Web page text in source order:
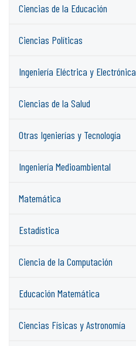
Ciencias de la Educación
Ciencias Políticas
Ingeniería Eléctrica y Electrónica
Ciencias de la Salud
Otras Igenierías y Tecnología
Ingeniería Medioambiental
Matemática
Estadística
Ciencia de la Computación
Educación Matemática
Ciencias Físicas y Astronomía